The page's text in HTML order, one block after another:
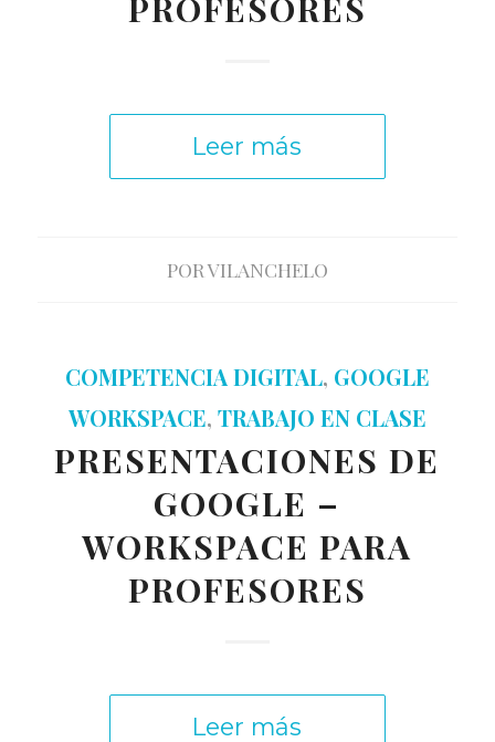
PROFESORES
Leer más
PORVILANCHELO
COMPETENCIA DIGITAL, GOOGLE
WORKSPACE, TRABAJO EN CLASE
PRESENTACIONES DE
GOOGLE –
WORKSPACE PARA
PROFESORES
Leer más